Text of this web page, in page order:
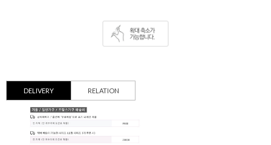
DELIVERY RELATION